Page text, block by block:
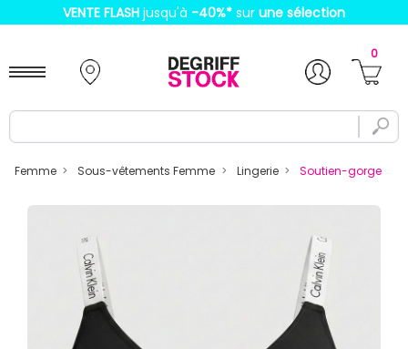
VENTE FLASH jusqu'à -40%* sur une sélection
0
Femme Sous-vêtements Femme Lingerie Soutien-gorge